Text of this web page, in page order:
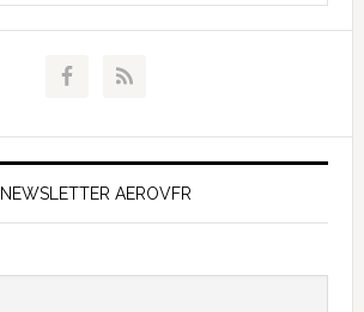
NEWSLETTER AEROVFR